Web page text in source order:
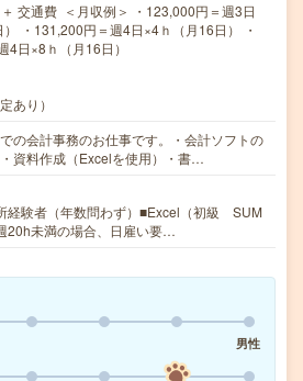
交通費 ＜月収例＞ ・123,000円＝週3日
・131,200円＝週4日×4ｈ（月16日） ・
4日×8ｈ（月16日）
あり）
の会計事務のお仕事です。・会計ソフトの
資料作成（Excelを使用）・書…
経験者（年数問わず）■Excel（初級 SUM
20h未満の場合、日雇い要…
男性